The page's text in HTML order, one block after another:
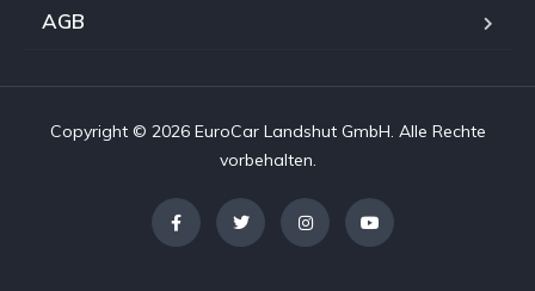
AGB
Copyright © 2026 EuroCar Landshut GmbH. Alle Rechte
vorbehalten.